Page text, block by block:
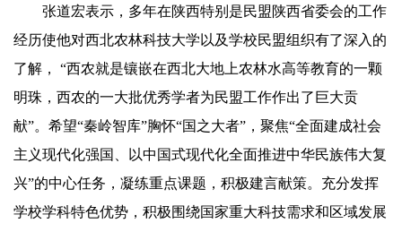
张道宏表示，多年在陕西特别是民盟陕西省委会的工作
经历使他对西北农林科技大学以及学校民盟组织有了深入的
了解， “西农就是镶嵌在西北大地上农林水高等教育的一颗
明珠，西农的一大批优秀学者为民盟工作作出了巨大贡
献”。希望“秦岭智库”胸怀“国之大者”，聚焦“全面建成社会
主义现代化强国、以中国式现代化全面推进中华民族伟大复
兴”的中心任务，凝练重点课题，积极建言献策。充分发挥
学校学科特色优势，积极围绕国家重大科技需求和区域发展